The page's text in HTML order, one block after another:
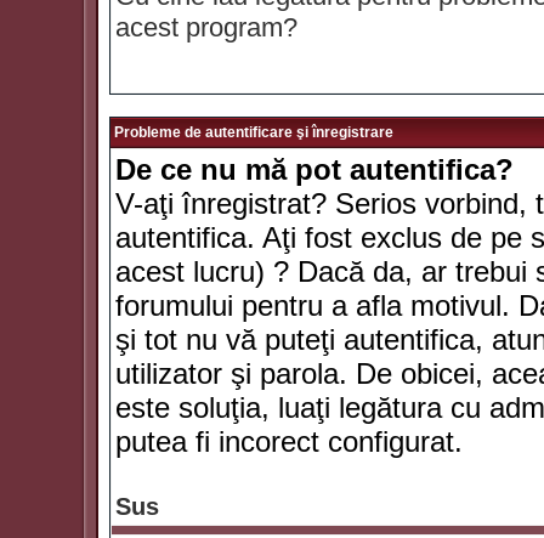
acest program?
Probleme de autentificare şi înregistrare
De ce nu mă pot autentifica?
V-aţi înregistrat? Serios vorbind,
autentifica. Aţi fost exclus de pe
acest lucru) ? Dacă da, ar trebui
forumului pentru a afla motivul.
şi tot nu vă puteţi autentifica,
utilizator şi parola. De obicei,
este soluţia, luaţi legătura cu
putea fi incorect configurat.
Sus